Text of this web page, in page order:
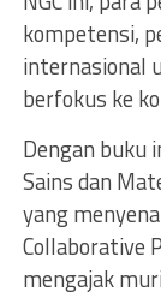
kompetensi,
internasional
berfokus ke
Dengan buku
Sains dan
yang
Collaborative
mengajak